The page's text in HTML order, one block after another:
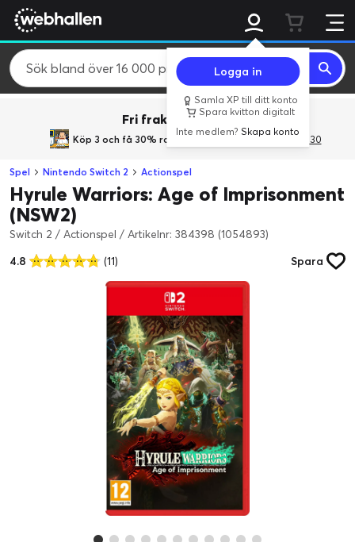
Logga in
Samla XP till ditt konto
Spara kvitton digitalt
Inte medlem?Skapa konto
Fri frakt över 800 kr.
Köp 3 och få 30% rabatt med rabattkoden 3Gives30
Spel Nintendo Switch 2 Actionspel
Hyrule Warriors: Age of Imprisonment
(NSW2)
Switch 2 / Actionspel / Artikelnr: 384398 (1054893)
4.8
(11) Spara